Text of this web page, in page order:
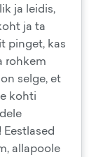
ja leidis,
ja ta
pinget, kas
rohkem
selge, et
kohti
allapoole